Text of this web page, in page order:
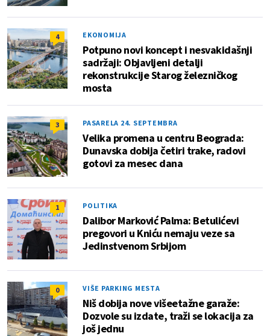
4 EKONOMIJA
Potpuno novi koncept i nesvakidašnji
sadržaji: Objavljeni detalji
rekonstrukcije Starog železničkog
mosta
3 PASARELA 24. SEPTEMBRA
Velika promena u centru Beograda:
Dunavska dobija četiri trake, radovi
gotovi za mesec dana
1 POLITIKA
Dalibor Marković Palma: Betulićevi
pregovori u Kniću nemaju veze sa
Jedinstvenom Srbijom
0 VIŠE PARKING MESTA
Niš dobija nove višeetažne garaže:
Dozvole su izdate, traži se lokacija za
još jednu